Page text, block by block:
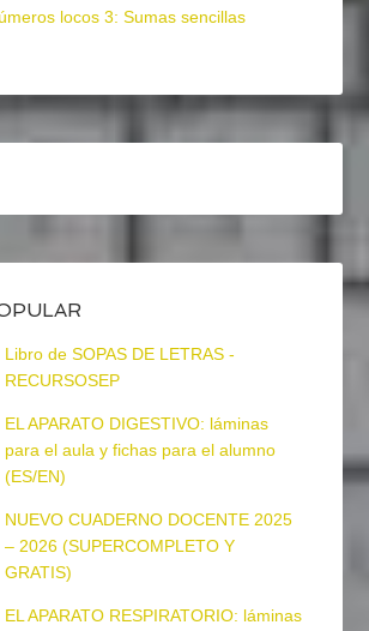
locos 3: Sumas sencillas
Libro de SOPAS DE LETRAS -
RECURSOSEP
EL APARATO DIGESTIVO: láminas
para el aula y fichas para el alumno
(ES/EN)
NUEVO CUADERNO DOCENTE 2025
– 2026 (SUPERCOMPLETO Y
GRATIS)
EL APARATO RESPIRATORIO: láminas